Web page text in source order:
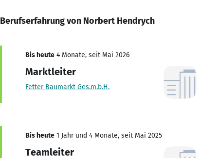
Berufserfahrung von Norbert Hendrych
Bis heute 4 Monate, seit Mai 2026
Marktleiter
Fetter Baumarkt Ges.m.b.H.
Bis heute 1 Jahr und 4 Monate, seit Mai 2025
Teamleiter